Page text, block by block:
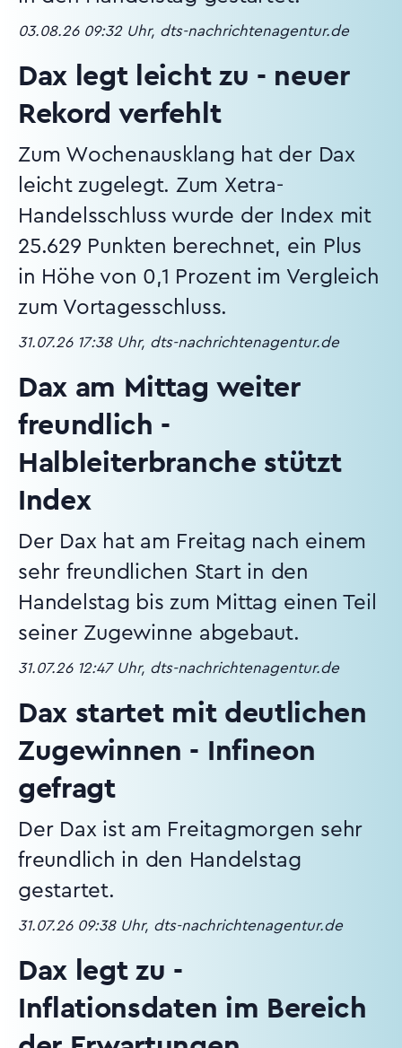
03.08.26 09:32 Uhr, dts-nachrichtenagentur.de
Dax legt leicht zu - neuer
Rekord verfehlt
Zum Wochenausklang hat der Dax
leicht zugelegt. Zum Xetra-
Handelsschluss wurde der Index mit
25.629 Punkten berechnet, ein Plus
in Höhe von 0,1 Prozent im Vergleich
zum Vortagesschluss.
31.07.26 17:38 Uhr, dts-nachrichtenagentur.de
Dax am Mittag weiter
freundlich -
Halbleiterbranche stützt
Index
Der Dax hat am Freitag nach einem
sehr freundlichen Start in den
Handelstag bis zum Mittag einen Teil
seiner Zugewinne abgebaut.
31.07.26 12:47 Uhr, dts-nachrichtenagentur.de
Dax startet mit deutlichen
Zugewinnen - Infineon
gefragt
Der Dax ist am Freitagmorgen sehr
freundlich in den Handelstag
gestartet.
31.07.26 09:38 Uhr, dts-nachrichtenagentur.de
Dax legt zu -
Inflationsdaten im Bereich